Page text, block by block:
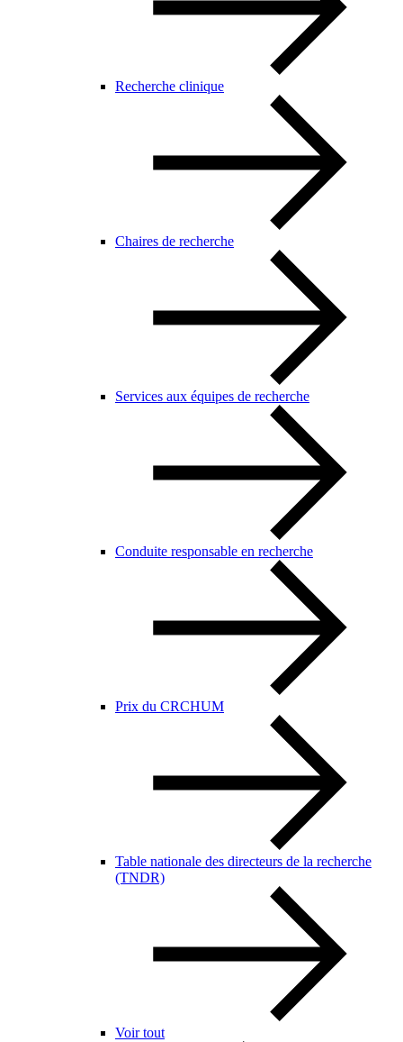
Recherche clinique
Chaires de recherche
Services aux équipes de recherche
Conduite responsable en recherche
Prix du CRCHUM
Table nationale des directeurs de la recherche
(TNDR)
Voir tout